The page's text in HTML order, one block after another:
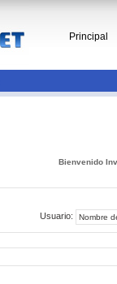
Principal
Bienvenido
Usuario: